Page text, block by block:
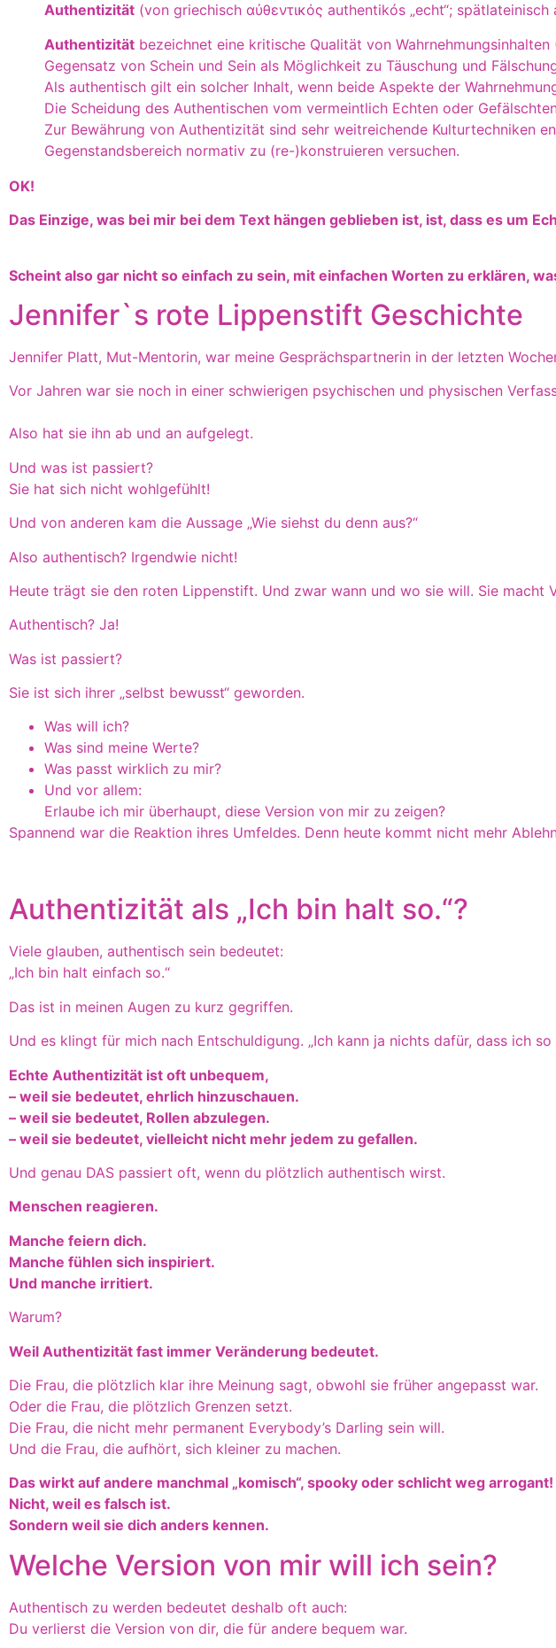
Authentizität (von griechisch αὐθεντικός authentikós „echt“;
Authentizität bezeichnet eine kritische Qualität von
Gegensatz von Schein und Sein als Möglichkeit zu Täuschung und
Als authentisch gilt ein solcher Inhalt, wenn beide Aspekte der
Die Scheidung des Authentischen vom vermeintlich Echten oder
Zur Bewährung von Authentizität sind sehr weitreichende Kulturtechniken
Gegenstandsbereich normativ zu (re-)konstruieren versuchen.
OK!
Das Einzige, was bei mir bei dem Text hängen geblieben ist, ist, dass es um
Scheint also gar nicht so einfach zu sein, mit einfachen Worten zu erklären,
Jennifer`s rote Lippenstift Geschichte
Jennifer Platt, Mut-Mentorin, war meine Gesprächspartnerin in der letzten
Vor Jahren war sie noch in einer schwierigen psychischen und physischen
Also hat sie ihn ab und an aufgelegt.
Und was ist passiert?
Sie hat sich nicht wohlgefühlt!
Und von anderen kam die Aussage „Wie siehst du denn aus?“
Also authentisch? Irgendwie nicht!
Heute trägt sie den roten Lippenstift. Und zwar wann und wo sie will. Sie macht
Authentisch? Ja!
Was ist passiert?
Sie ist sich ihrer „selbst bewusst“ geworden.
Was will ich?
Was sind meine Werte?
Was passt wirklich zu mir?
Und vor allem:
Erlaube ich mir überhaupt, diese Version von mir zu zeigen?
Spannend war die Reaktion ihres Umfeldes. Denn heute kommt nicht mehr
Authentizität als „Ich bin halt so.“?
Viele glauben, authentisch sein bedeutet:
„Ich bin halt einfach so.“
Das ist in meinen Augen zu kurz gegriffen.
Und es klingt für mich nach Entschuldigung. „Ich kann ja nichts dafür, dass ich
Echte Authentizität ist oft unbequem,
– weil sie bedeutet, ehrlich hinzuschauen.
– weil sie bedeutet, Rollen abzulegen.
– weil sie bedeutet, vielleicht nicht mehr jedem zu gefallen.
Und genau DAS passiert oft, wenn du plötzlich authentisch wirst.
Menschen reagieren.
Manche feiern dich.
Manche fühlen sich inspiriert.
Und manche irritiert.
Warum?
Weil Authentizität fast immer Veränderung bedeutet.
Die Frau, die plötzlich klar ihre Meinung sagt, obwohl sie früher angepasst war.
Oder die Frau, die plötzlich Grenzen setzt.
Die Frau, die nicht mehr permanent Everybody’s Darling sein will.
Und die Frau, die aufhört, sich kleiner zu machen.
Das wirkt auf andere manchmal „komisch“, spooky oder schlicht weg arrogant!
Nicht, weil es falsch ist.
Sondern weil sie dich anders kennen.
Welche Version von mir will ich sein?
Authentisch zu werden bedeutet deshalb oft auch:
Du verlierst die Version von dir, die für andere bequem war.